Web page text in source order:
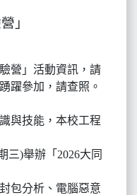
」
營」活動資訊，請
躍參加，請查照。
與技能，本校工程
三)舉辦「2026大同
包分析、電腦惡意